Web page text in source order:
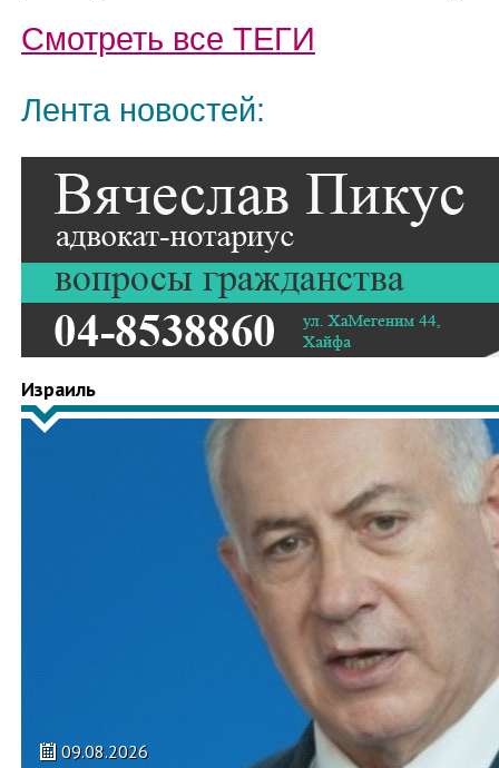
Смотреть все ТЕГИ
Лента новостей:
Израиль
09.08.2026